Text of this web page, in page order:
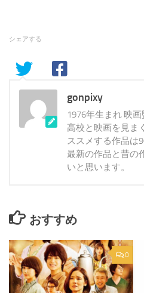
シェアする
gonpixy
1976年生まれ 映
高校と映画を見ま
ススメする作品は
最新の作品と昔の
いと思います。
おすすめ
0